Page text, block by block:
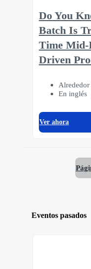
Do You
Batch Is
Time
Driven
En inglés
Ver ahora
Eventos pasados